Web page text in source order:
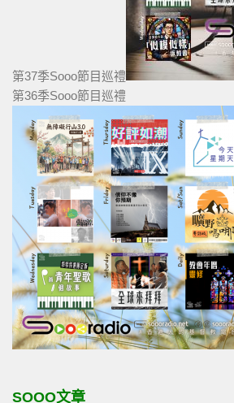
第37季Sooo節目巡禮
第36季Sooo節目巡禮
SOOO文章